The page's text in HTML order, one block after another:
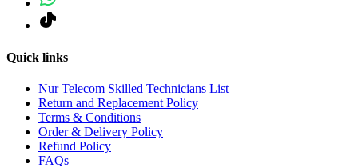
Quick links
Nur Telecom Skilled Technicians List
Return and Replacement Policy
Terms & Conditions
Order & Delivery Policy
Refund Policy
FAQs